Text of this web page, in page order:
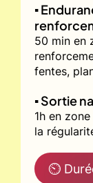
▪️
50 min en
fentes,
▪️ Sortie
1h en
la
⏲